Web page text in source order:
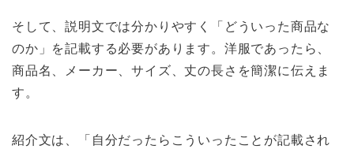
そして、説明文では分かりやすく「どういった商品な
のか」を記載する必要があります。洋服であったら、
商品名、メーカー、サイズ、丈の長さを簡潔に伝えま
す。
紹介文は、「自分だったらこういったことが記載され